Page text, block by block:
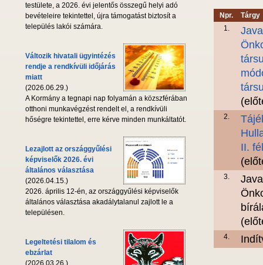
testülete, a 2026. évi jelentős összegű helyi adó
bevételeire tekintettel, újra támogatást biztosít a
település lakói számára.
Változik hivatali ügyintézés
rendje a rendkívüli időjárás
miatt
(2026.06.29.)
A Kormány a tegnapi nap folyamán a közszférában
otthoni munkavégzést rendelt el, a rendkívüli
hőségre tekintettel, erre kérve minden munkáltatót.
Lezajlott az országgyűlési
képviselők 2026. évi
általános választása
(2026.04.15.)
2026. április 12-én, az országgyűlési képviselők
általános választása akadálytalanul zajlott le a
településen.
Legeltetési tilalom és
ebzárlat
Npr.
Tárgy
1.
2.
II.
3.
4.